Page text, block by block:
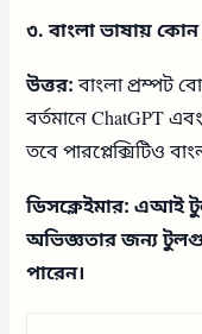
৩. বাংলা ভাষায়
উত্তর:বাংলা প্রম্পট
বর্তমানে ChatGPT
তবে পারপ্লেক্সিটিও
ডিসক্লেইমার: এআই
অভিজ্ঞতার জন্য
পারেন।